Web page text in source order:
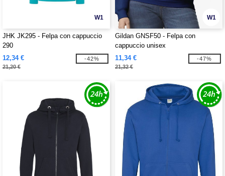
W1
JHK JK295 - Felpa con cappuccio
290
12,34 €
21,20 €
-42%
W1
Gildan GNSF50 - Felpa con
cappuccio unisex
11,34 €
21,32 €
-47%